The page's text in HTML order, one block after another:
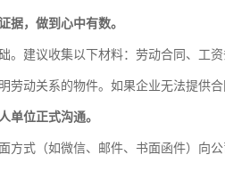
据，做到心中有数。
。建议收集以下材料：劳动合同、工
劳动关系的物件。如果企业无法提供
单位正式沟通。
方式（如微信、邮件、书面函件）向